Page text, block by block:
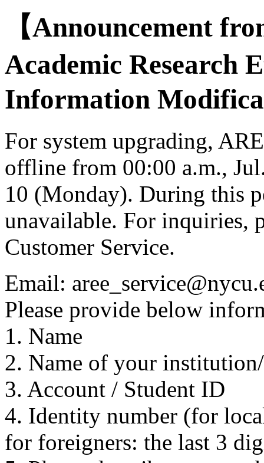
【Announcement
Academic Research
Information
For system upgrading,
offline from 00:00 a.m.,
10 (Monday). During this
unavailable. For inquiries,
Customer Service.
Email:
Please provide below
1. Name
2. Name of your
3. Account / Student ID
4. Identity number (for
for foreigners: the last 3